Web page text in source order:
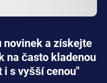
novinek a získejte
na často kladenou
i s vyšší cenou"